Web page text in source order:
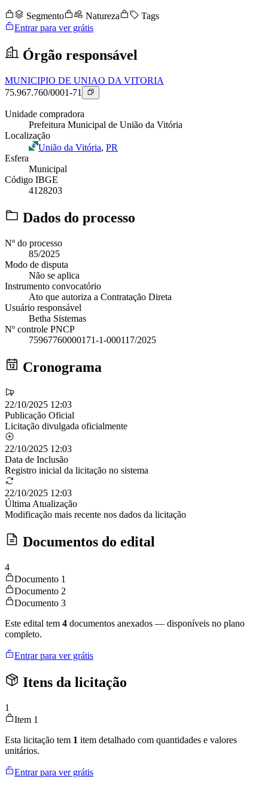
Segmento Natureza
Tags
Entrar para ver grátis
Órgão responsável
MUNICIPIO DE UNIAO DA VITORIA
75.967.760/0001-71
Unidade compradora
Prefeitura Municipal de União da Vitória
Localização
União da Vitória, PR
Esfera
Municipal
Código IBGE
4128203
Dados do processo
Nº do processo
85/2025
Modo de disputa
Não se aplica
Instrumento convocatório
Ato que autoriza a Contratação Direta
Usuário responsável
Betha Sistemas
Nº controle PNCP
75967760000171-1-000117/2025
Cronograma
22/10/2025 12:03
Publicação Oficial
Licitação divulgada oficialmente
22/10/2025 12:03
Data de Inclusão
Registro inicial da licitação no sistema
22/10/2025 12:03
Última Atualização
Modificação mais recente nos dados da licitação
Documentos do edital
4
Documento 1
Documento 2
Documento 3
Este edital tem 4 documentos anexados — disponíveis no plano
completo.
Entrar para ver grátis
Itens da licitação
1
Item 1
Esta licitação tem 1 item detalhado com quantidades e valores
unitários.
Entrar para ver grátis